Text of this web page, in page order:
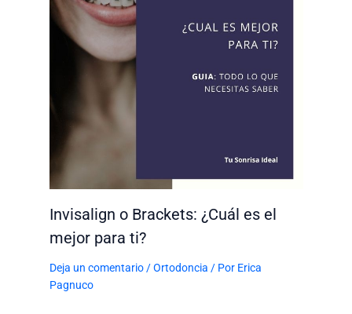
Invisalign o Brackets: ¿Cuál es el
mejor para ti?
Deja un comentario /Ortodoncia / Por Erica
Pagnuco